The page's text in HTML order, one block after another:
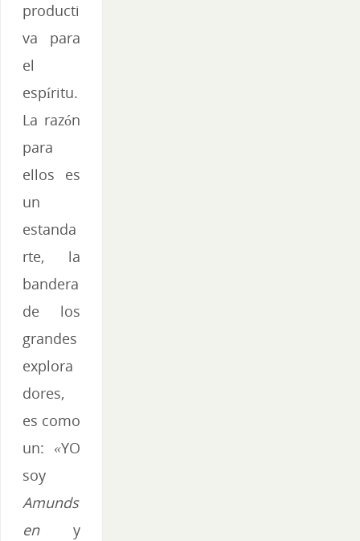
producti
va para
el
espíritu.
La razón
para
ellos es
un
estanda
rte, la
bandera
de los
grandes
explora
dores,
es como
un: «YO
soy
Amunds
eny